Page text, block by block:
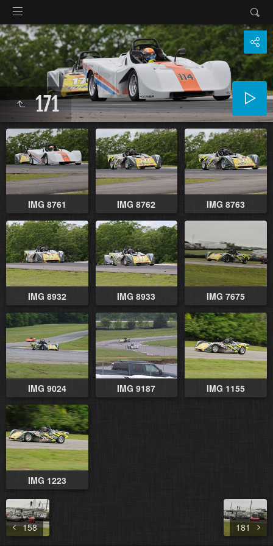
171
IMG 8761 IMG 8762 IMG 8763
IMG 8932 IMG 8933 IMG 7675
IMG 9024 IMG 9187 IMG 1155
IMG 1223
158 181